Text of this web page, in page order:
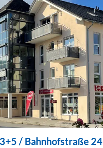
/ Bahnhofstraße 24